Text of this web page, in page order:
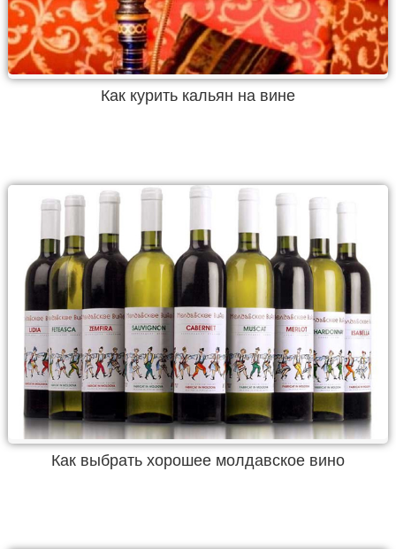
Как курить кальян на вине
Как выбрать хорошее молдавское вино